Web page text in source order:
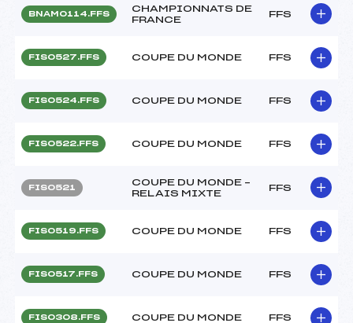
BNAM0114.FFS
CHAMPIONNATS DE
FRANCE
FFS
FIS0527.FFS COUPE DU MONDE FFS
FIS0524.FFS COUPE DU MONDE FFS
FIS0522.FFS COUPE DU MONDE FFS
FIS0521
COUPE DU MONDE –
RELAIS MIXTE
FFS
FIS0519.FFS COUPE DU MONDE FFS
FIS0517.FFS COUPE DU MONDE FFS
FIS0308.FFS COUPE DU MONDE FFS